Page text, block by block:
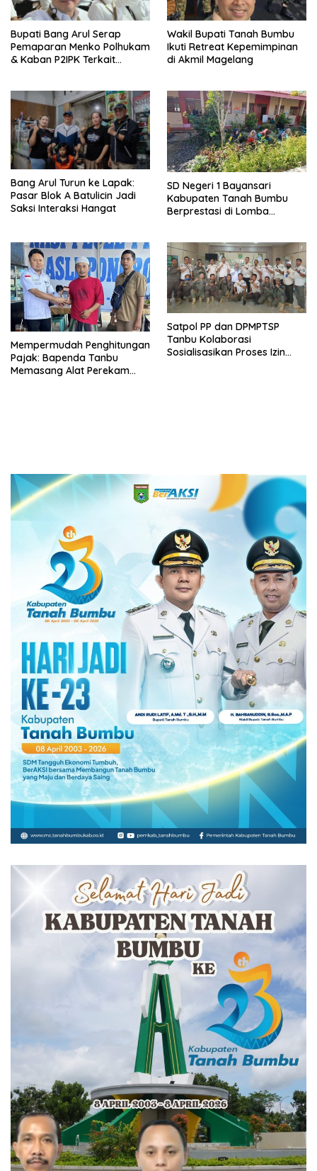
Bupati Bang Arul Serap
Pemaparan Menko Polhukam
& Kaban P2IPK Terkait
Wakil Bupati Tanah Bumbu
Ikuti Retreat Kepemimpinan
di Akmil Magelang
Bang Arul Turun ke Lapak:
Pasar Blok A Batulicin Jadi
Saksi Interaksi Hangat
SD Negeri 1 Bayansari
Kabupaten Tanah Bumbu
Berprestasi di Lomba
Mempermudah Penghitungan
Pajak: Bapenda Tanbu
Memasang Alat Perekam
Satpol PP dan DPMPTSP
Tanbu Kolaborasi
Sosialisasikan Proses Izin